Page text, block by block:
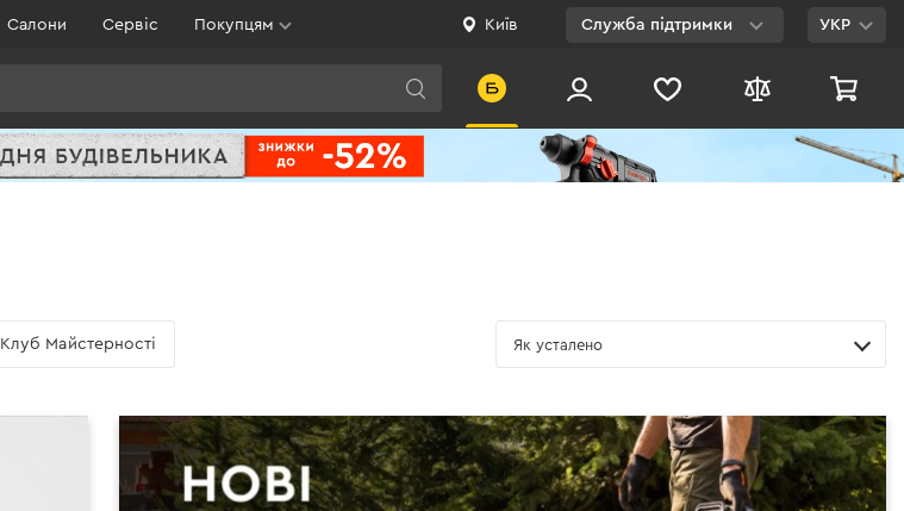
Салони Сервіс Покупцям Київ Служба підтримки
Viber
УКР
Клуб Майстерності Як усталено